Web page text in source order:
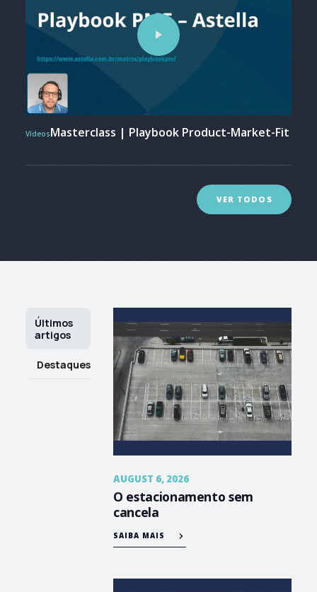
VídeosMasterclass | Playbook Product-Market-Fit
VER TODOS
Últimos
artigos
Destaques
AUGUST 6, 2026
O estacionamento sem
cancela
SAIBA MAIS